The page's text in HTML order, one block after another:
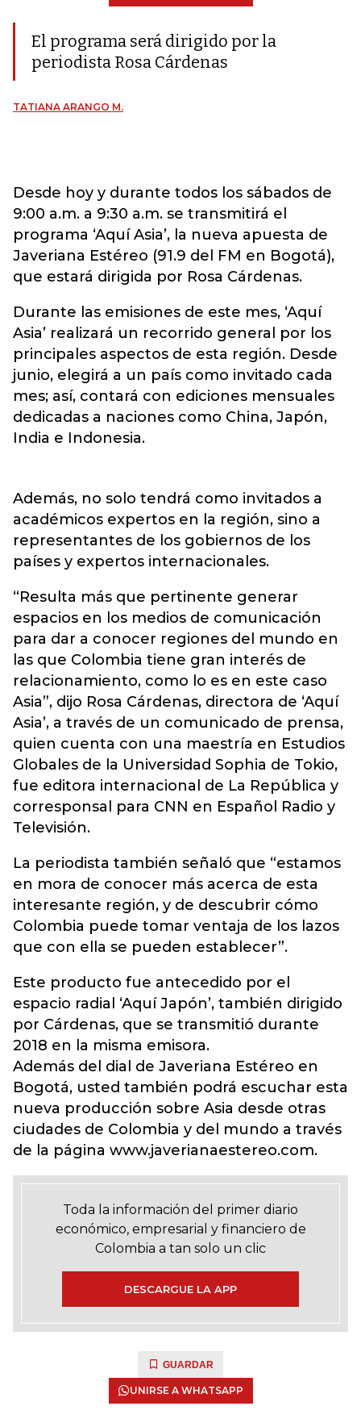
El programa será dirigido por la
periodista Rosa Cárdenas
TATIANA ARANGO M.
Desde hoy y durante todos los sábados de
9:00 a.m. a 9:30 a.m. se transmitirá el
programa ‘Aquí Asia’, la nueva apuesta de
Javeriana Estéreo (91.9 del FM en Bogotá),
que estará dirigida por Rosa Cárdenas.
Durante las emisiones de este mes, ‘Aquí
Asia’ realizará un recorrido general por los
principales aspectos de esta región. Desde
junio, elegirá a un país como invitado cada
mes; así, contará con ediciones mensuales
dedicadas a naciones como China, Japón,
India e Indonesia.
Además, no solo tendrá como invitados a
académicos expertos en la región, sino a
representantes de los gobiernos de los
países y expertos internacionales.
“Resulta más que pertinente generar
espacios en los medios de comunicación
para dar a conocer regiones del mundo en
las que Colombia tiene gran interés de
relacionamiento, como lo es en este caso
Asia”, dijo Rosa Cárdenas, directora de ‘Aquí
Asia’, a través de un comunicado de prensa,
quien cuenta con una maestría en Estudios
Globales de la Universidad Sophia de Tokio,
fue editora internacional de La República y
corresponsal para CNN en Español Radio y
Televisión.
La periodista también señaló que “estamos
en mora de conocer más acerca de esta
interesante región, y de descubrir cómo
Colombia puede tomar ventaja de los lazos
que con ella se pueden establecer”.
Este producto fue antecedido por el
espacio radial ‘Aquí Japón’, también dirigido
por Cárdenas, que se transmitió durante
2018 en la misma emisora.
Además del dial de Javeriana Estéreo en
Bogotá, usted también podrá escuchar esta
nueva producción sobre Asia desde otras
ciudades de Colombia y del mundo a través
de la página www.javerianaestereo.com.
Toda la información del primer diario
económico, empresarial y financiero de
Colombia a tan solo un clic
DESCARGUE LA APP
GUARDAR
UNIRSE A WHATSAPP